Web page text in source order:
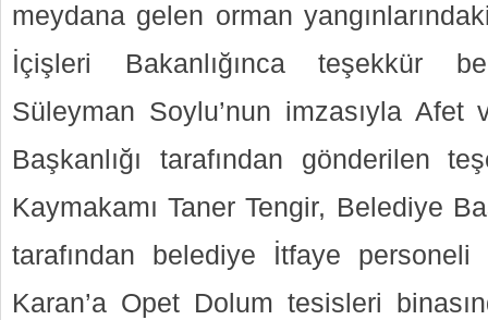
meydana gelen orman
İçişleri Bakanlığınca teşekkür
Süleyman Soylu’nun imzasıyla
Başkanlığı tarafından gönderilen
Kaymakamı Taner Tengir, Belediye
tarafından belediye İtfaye
Karan’a Opet Dolum tesisleri